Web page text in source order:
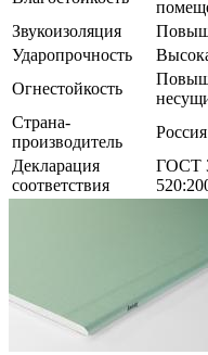
Звукоизоляция
Ударопрочность
Огнестойкость
Страна-
производитель
Россия
Декларация
соответствия
ГОСТ